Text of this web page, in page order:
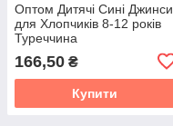
Оптом Дитячі Сині Джинси
для Хлопчиків 8-12 років
Туреччина
166,50 ₴
Купити